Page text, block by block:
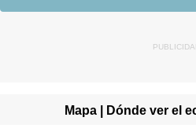
Mapa | Dónde ver el